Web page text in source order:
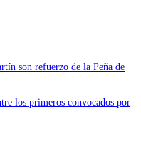
son refuerzo de la Peña de
los primeros convocados por